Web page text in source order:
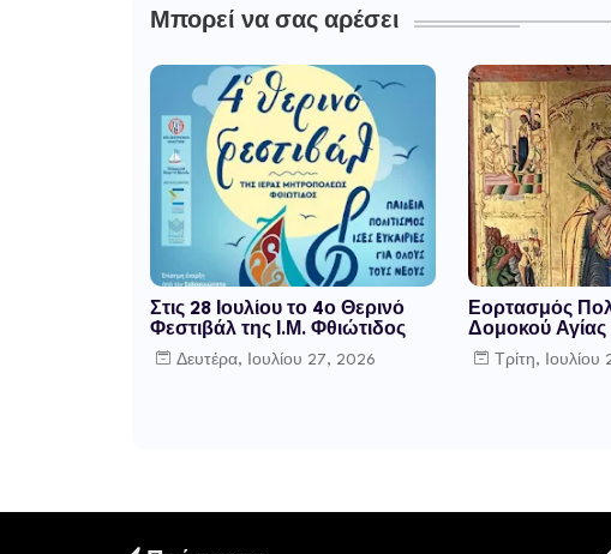
Μπορεί να σας αρέσει
Στις 28 Ιουλίου το 4ο Θερινό
Φεστιβάλ της Ι.Μ. Φθιώτιδος
Δευτέρα, Ιουλίου 27, 2026
Εορτασμός
Δομοκού
Τρίτη, Ιουλίου